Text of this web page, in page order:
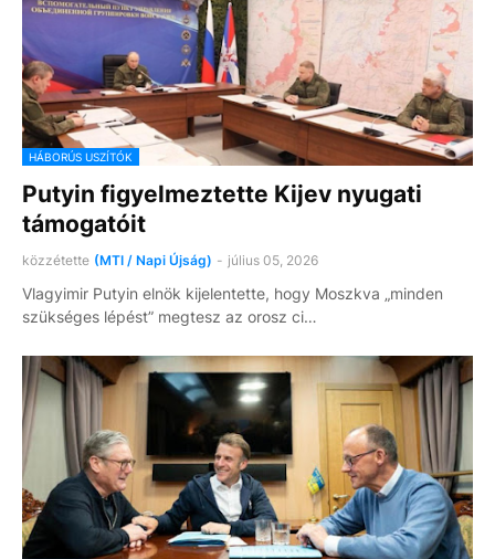
HÁBORÚS USZÍTÓK
Putyin figyelmeztette Kijev nyugati
támogatóit
közzétette (MTI / Napi Újság) - július 05, 2026
Vlagyimir Putyin elnök kijelentette, hogy Moszkva „minden
szükséges lépést” megtesz az orosz ci…